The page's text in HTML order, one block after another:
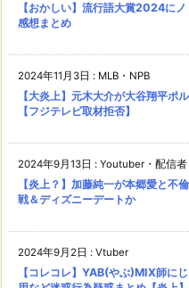
【おかしい】流行語大賞2024に
感想まとめ
2024年11月3日 : MLB・NPB
【大炎上】元木大介が大谷翔平ポ
【フジテレビ取材拒否】
2024年9月13日 : Youtuber・配信
【炎上？】加藤純一が本郷愛と不
戦＆ディズニーデートか
2024年9月2日 : Vtuber
【コレコレ】YAB(やぶ)MIX師に